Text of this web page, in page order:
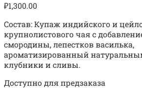
₽1,300.00
Состав: Купаж индийского и
крупнолистового чая с
смородины, лепестков василька,
ароматизированный
клубники и сливы.
Доступно для предзаказа